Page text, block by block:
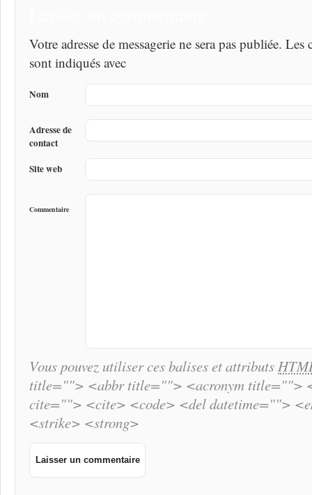
Votre adresse de messagerie ne sera pas publiée.
sont indiqués avec
Nom
Adresse de
contact
Site web
Commentaire
Vous pouvez utiliser ces balises et attributs
title=""> <abbr title=""> <acronym title="">
cite=""> <cite> <code> <del datetime="">
<strike> <strong>